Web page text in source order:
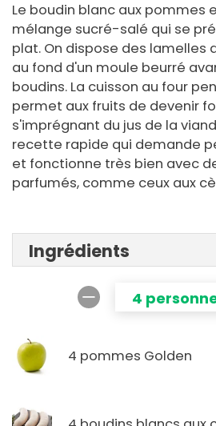
Le boudin blanc aux pommes
mélange sucré-salé qui se
plat. On dispose des lamelles
au fond d'un moule beurré
boudins. La cuisson au four
permet aux fruits de devenir
s'imprégnant du jus de la
recette rapide qui demande
et fonctionne très bien avec
parfumés, comme ceux aux
Ingrédients
4
4 pommes Golden